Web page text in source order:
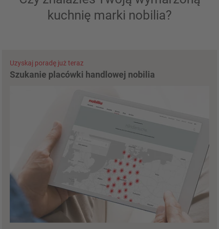
kuchnię marki nobilia?
Uzyskaj poradę już teraz
Szukanie placówki handlowej nobilia